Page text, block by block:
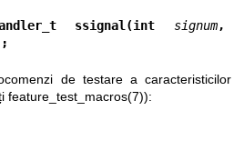
ssignal(int signum,
de testare a caracteristicilor
feature_test_macros(7)):